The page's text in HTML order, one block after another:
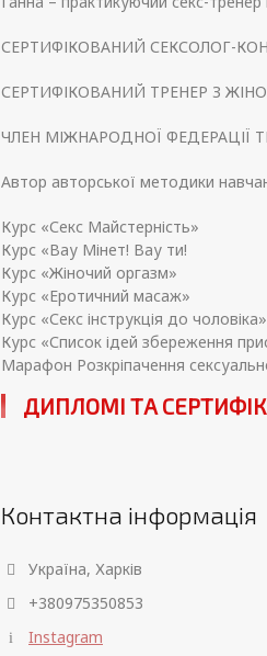
СЕРТИФІКОВАНИЙ СЕКСОЛОГ-
СЕРТИФІКОВАНИЙ ТРЕНЕР З
ЧЛЕН МІЖНАРОДНОЇ ФЕДЕРАЦІЇ
Автор авторської методики
Курс «Секс Майстерність»
Курс «Вау Мінет! Вау ти!
Курс «Жіночий оргазм»
Курс «Еротичний масаж»
Курс «Секс інструкція до чоловіка»
Курс «Список ідей збереження
Марафон Розкріпачення
ДИПЛОМІ ТА
Контактна інформація
Україна, Харків
+380975350853
Instagram